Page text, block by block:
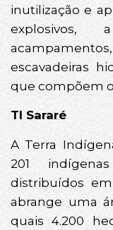
inutilização e
escavadeiras
que compõem
TI Sararé
A Terra
201
distribuídos
abrange uma
quais 4.200